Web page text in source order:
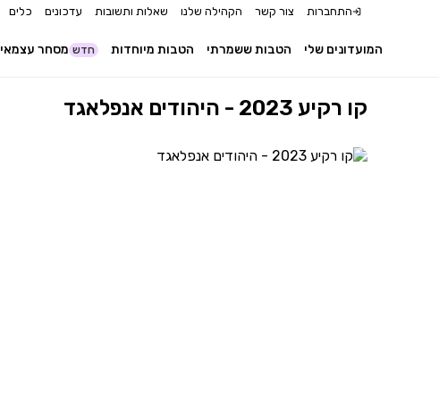
התחברות צור קשר הקהילה שלנו שאלות ותשובות עדכונים כלים
מסחר עצמאי חדש הטבות מיוחדות הטבות ששמרתי המועדונים שלי
קו רקיע 2023 - היהודים אנפלאגד